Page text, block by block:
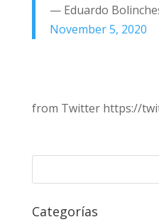
— Eduardo
November 5, 2020
from Twitter https://
Categorías